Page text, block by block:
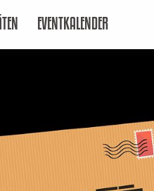
EVENTKALENDER